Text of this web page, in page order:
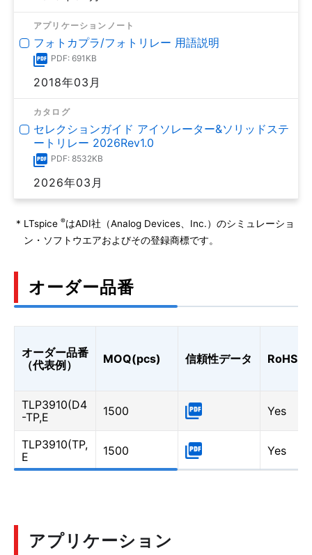
アプリケーションノート
フォトカプラ/フォトリレー 用語説明
PDF: 691KB
2018年03月
カタログ
セレクションガイド アイソレーター&ソリッドステ
ートリレー 2026Rev1.0
PDF: 8532KB
2026年03月
* LTspice ®はADI社（Analog Devices、Inc.）のシミュレーショ
ン・ソフトウエアおよびその登録商標です。
オーダー品番
オーダー品番
（代表例）
MOQ(pcs) 信頼性データ RoHS
TLP3910(D4
-TP,E
1500 Yes
TLP3910(TP,
E
1500 Yes
アプリケーション